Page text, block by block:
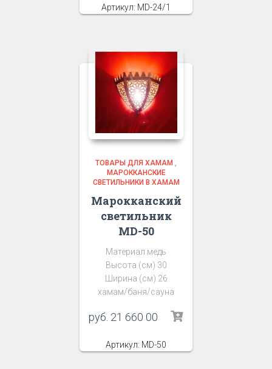
Артикул: MD-24/1
ТОВАРЫ ДЛЯ ХАМАМ
МАРОККАНСКИЕ
СВЕТИЛЬНИКИ В ХАМАМ
Марокканский
светильник
MD-50
Материал медь
Высота (см) 30
Ширина (см) 26
хамам/баня/сауна
руб. 21 660 00
Артикул: MD-50